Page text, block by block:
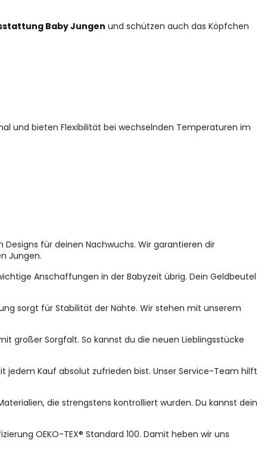
Baby Jungen und schützen auch das Köpfchen
und bieten Flexibilität bei wechselnden Temperaturen im
für deinen Nachwuchs. Wir garantieren dir
Jungen.
Anschaffungen in der Babyzeit übrig. Dein Geldbeutel
sorgt für Stabilität der Nähte. Wir stehen mit unserem
großer Sorgfalt. So kannst du die neuen Lieblingsstücke
jedem Kauf absolut zufrieden bist. Unser Service-Team hilft
die strengstens kontrolliert wurden. Du kannst dein
OEKO-TEX® Standard 100. Damit heben wir uns